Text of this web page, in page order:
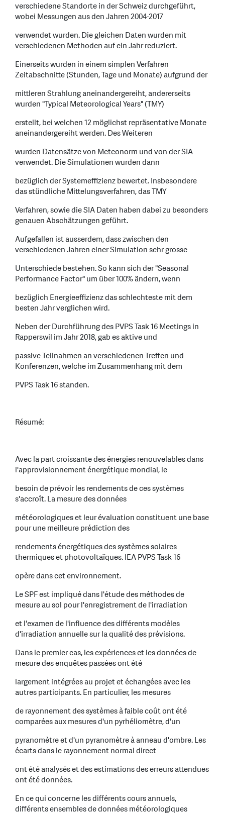
verschiedene Standorte in der Schweiz durchgeführt,
wobei Messungen aus den Jahren 2004-2017
verwendet wurden. Die gleichen Daten wurden mit
verschiedenen Methoden auf ein Jahr reduziert.
Einerseits wurden in einem simplen Verfahren
Zeitabschnitte (Stunden, Tage und Monate) aufgrund der
mittleren Strahlung aneinandergereiht, andererseits
wurden "Typical Meteorological Years" (TMY)
erstellt, bei welchen 12 möglichst repräsentative Monate
aneinandergereiht werden. Des Weiteren
wurden Datensätze von Meteonorm und von der SIA
verwendet. Die Simulationen wurden dann
bezüglich der Systemeffizienz bewertet. Insbesondere
das stündliche Mittelungsverfahren, das TMY
Verfahren, sowie die SIA Daten haben dabei zu besonders
genauen Abschätzungen geführt.
Aufgefallen ist ausserdem, dass zwischen den
verschiedenen Jahren einer Simulation sehr grosse
Unterschiede bestehen. So kann sich der "Seasonal
Performance Factor" um über 100% ändern, wenn
bezüglich Energieeffizienz das schlechteste mit dem
besten Jahr verglichen wird.
Neben der Durchführung des PVPS Task 16 Meetings in
Rapperswil im Jahr 2018, gab es aktive und
passive Teilnahmen an verschiedenen Treffen und
Konferenzen, welche im Zusammenhang mit dem
PVPS Task 16 standen.
Résumé:
Avec la part croissante des énergies renouvelables dans
l'approvisionnement énergétique mondial, le
besoin de prévoir les rendements de ces systèmes
s'accroît. La mesure des données
météorologiques et leur évaluation constituent une base
pour une meilleure prédiction des
rendements énergétiques des systèmes solaires
thermiques et photovoltaïques. IEA PVPS Task 16
opère dans cet environnement.
Le SPF est impliqué dans l'étude des méthodes de
mesure au sol pour l'enregistrement de l'irradiation
et l'examen de l'influence des différents modèles
d'irradiation annuelle sur la qualité des prévisions.
Dans le premier cas, les expériences et les données de
mesure des enquêtes passées ont été
largement intégrées au projet et échangées avec les
autres participants. En particulier, les mesures
de rayonnement des systèmes à faible coût ont été
comparées aux mesures d'un pyrhéliomètre, d'un
pyranomètre et d'un pyranomètre à anneau d'ombre. Les
écarts dans le rayonnement normal direct
ont été analysés et des estimations des erreurs attendues
ont été données.
En ce qui concerne les différents cours annuels,
différents ensembles de données météorologiques